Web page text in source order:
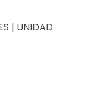
| UNIDAD